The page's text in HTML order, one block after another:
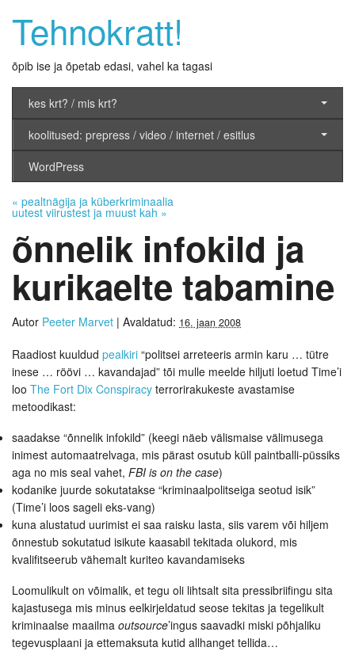
Tehnokratt!
õpib ise ja õpetab edasi, vahel ka tagasi
kes krt? / mis krt?
koolitused: prepress / video / internet / esitlus
WordPress
« pealtnägija ja küberkriminaalia
uutest viirustest ja muust kah »
õnnelik infokild ja
kurikaelte tabamine
Autor Peeter Marvet | Avaldatud: 16. jaan 2008
Raadiost kuuldud pealkiri “politsei arreteeris armin karu … tütre
inese … röövi … kavandajad” tõi mulle meelde hiljuti loetud Time’i
loo The Fort Dix Conspiracy terrorirakukeste avastamise
metoodikast:
saadakse “õnnelik infokild” (keegi näeb välismaise välimusega
inimest automaatrelvaga, mis pärast osutub küll paintballi-püssiks
aga no mis seal vahet, FBI is on the case)
kodanike juurde sokutatakse “kriminaalpolitseiga seotud isik”
(Time’i loos sageli eks-vang)
kuna alustatud uurimist ei saa raisku lasta, siis varem või hiljem
õnnestub sokutatud isikute kaasabil tekitada olukord, mis
kvalifitseerub vähemalt kuriteo kavandamiseks
Loomulikult on võimalik, et tegu oli lihtsalt sita pressibriifingu sita
kajastusega mis minus eelkirjeldatud seose tekitas ja tegelikult
kriminaalse maailma outsource’ingus saavadki miski põhjaliku
tegevusplaani ja ettemaksuta kutid allhanget tellida…